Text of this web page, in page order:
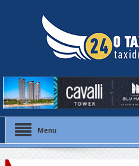
Menu